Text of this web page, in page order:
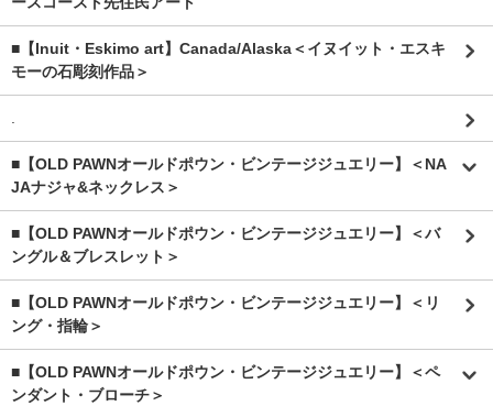
■【Inuit・Eskimo art】Canada/Alaska＜イヌイット・エスキ
モーの石彫刻作品＞
.
■【OLD PAWNオールドポウン・ビンテージジュエリー】＜NA
JAナジャ&ネックレス＞
■【OLD PAWNオールドポウン・ビンテージジュエリー】＜バ
ングル＆ブレスレット＞
■【OLD PAWNオールドポウン・ビンテージジュエリー】＜リ
ング・指輪＞
■【OLD PAWNオールドポウン・ビンテージジュエリー】＜ペ
ンダント・ブローチ＞